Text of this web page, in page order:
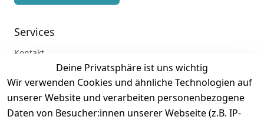
Deine Privatsphäre ist uns wichtig
Wir verwenden Cookies und ähnliche Technologien auf
unserer Website und verarbeiten personenbezogene
Daten von Besucher:innen unserer Webseite (z.B. IP-
Services
Kontakt
Registrieren
Zahlung und Versand